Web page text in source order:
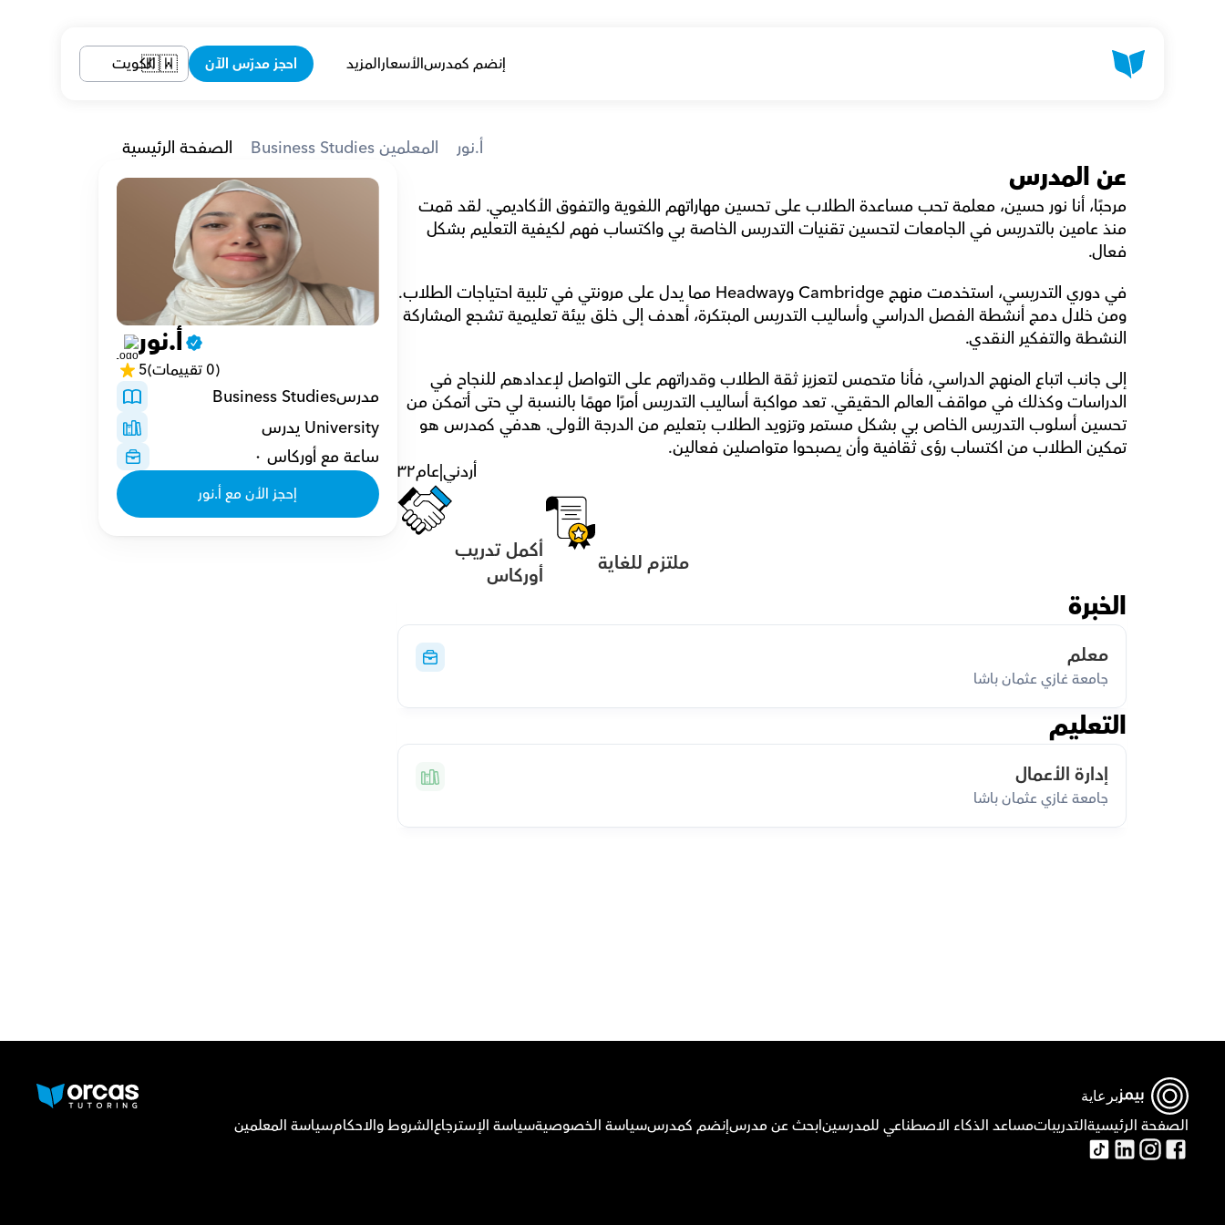
إنضم كمدرسالأسعارالمزيد احجز مدرّس الآن 🇰🇼الكويت
الصفحة الرئيسية Business Studies المعلمين أ.نور
أ.نور
5 (0 تقييمات)
مدرسBusiness Studies
University يدرس
ساعة مع أوركاس ٠
إحجز الأن مع أ.نور
عن المدرس
مرحبًا، أنا نور حسين، معلمة تحب مساعدة الطلاب على تحسين مهاراتهم اللغوية والتفوق الأكاديمي. لقد قمت
منذ عامين بالتدريس في الجامعات لتحسين تقنيات التدريس الخاصة بي واكتساب فهم لكيفية التعليم بشكل
فعال.
ومن خلال دمج أنشطة الفصل الدراسي وأساليب التدريس المبتكرة، أهدف إلى خلق بيئة تعليمية تشجع المشاركة
النشطة والتفكير النقدي.
إلى جانب اتباع المنهج الدراسي، فأنا متحمس لتعزيز ثقة الطلاب وقدراتهم على التواصل لإعدادهم للنجاح في
الدراسات وكذلك في مواقف العالم الحقيقي. تعد مواكبة أساليب التدريس أمرًا مهمًا بالنسبة لي حتى أتمكن من
تمكين الطلاب من اكتساب رؤى ثقافية وأن يصبحوا متواصلين فعالين.
٣٢عام|أردني
ملتزم للغاية
أوركاس
الخبرة
معلم
جامعة غازي عثمان باشا
التعليم
إدارة الأعمال
جامعة غازي عثمان باشا
قم بتحميل تطبيق أوركاس
برعاية
الصفحة الرئيسيةالتدريباتمساعد الذكاء الاصطناعي للمدرسينابحث عن مدرسإنضم كمدرسسياسة الخصوصيةسياسة الإسترجاعالشروط والاحكامسياسة المعلمين